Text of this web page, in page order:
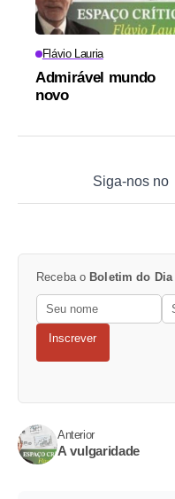
Flávio Lauria
Admirável mundo
novo
Siga-nos no
Receba o Boletim do Dia
Inscrever
Anterior
A vulgaridade